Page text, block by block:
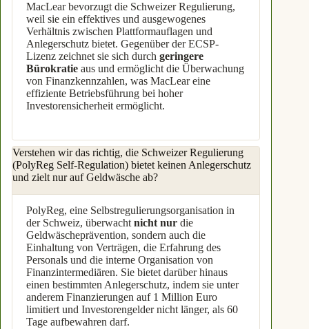
MacLear bevorzugt die Schweizer Regulierung,
weil sie ein effektives und ausgewogenes
Verhältnis zwischen Plattformauflagen und
Anlegerschutz bietet. Gegenüber der ECSP-
Lizenz zeichnet sie sich durch geringere
Bürokratie aus und ermöglicht die Überwachung
von Finanzkennzahlen, was MacLear eine
effiziente Betriebsführung bei hoher
Investorensicherheit ermöglicht.
Verstehen wir das richtig, die Schweizer Regulierung
(PolyReg Self-Regulation) bietet keinen Anlegerschutz
und zielt nur auf Geldwäsche ab?
PolyReg, eine Selbstregulierungsorganisation in
der Schweiz, überwacht nicht nur die
Geldwäscheprävention, sondern auch die
Einhaltung von Verträgen, die Erfahrung des
Personals und die interne Organisation von
Finanzintermediären. Sie bietet darüber hinaus
einen bestimmten Anlegerschutz, indem sie unter
anderem Finanzierungen auf 1 Million Euro
limitiert und Investorengelder nicht länger, als 60
Tage aufbewahren darf.